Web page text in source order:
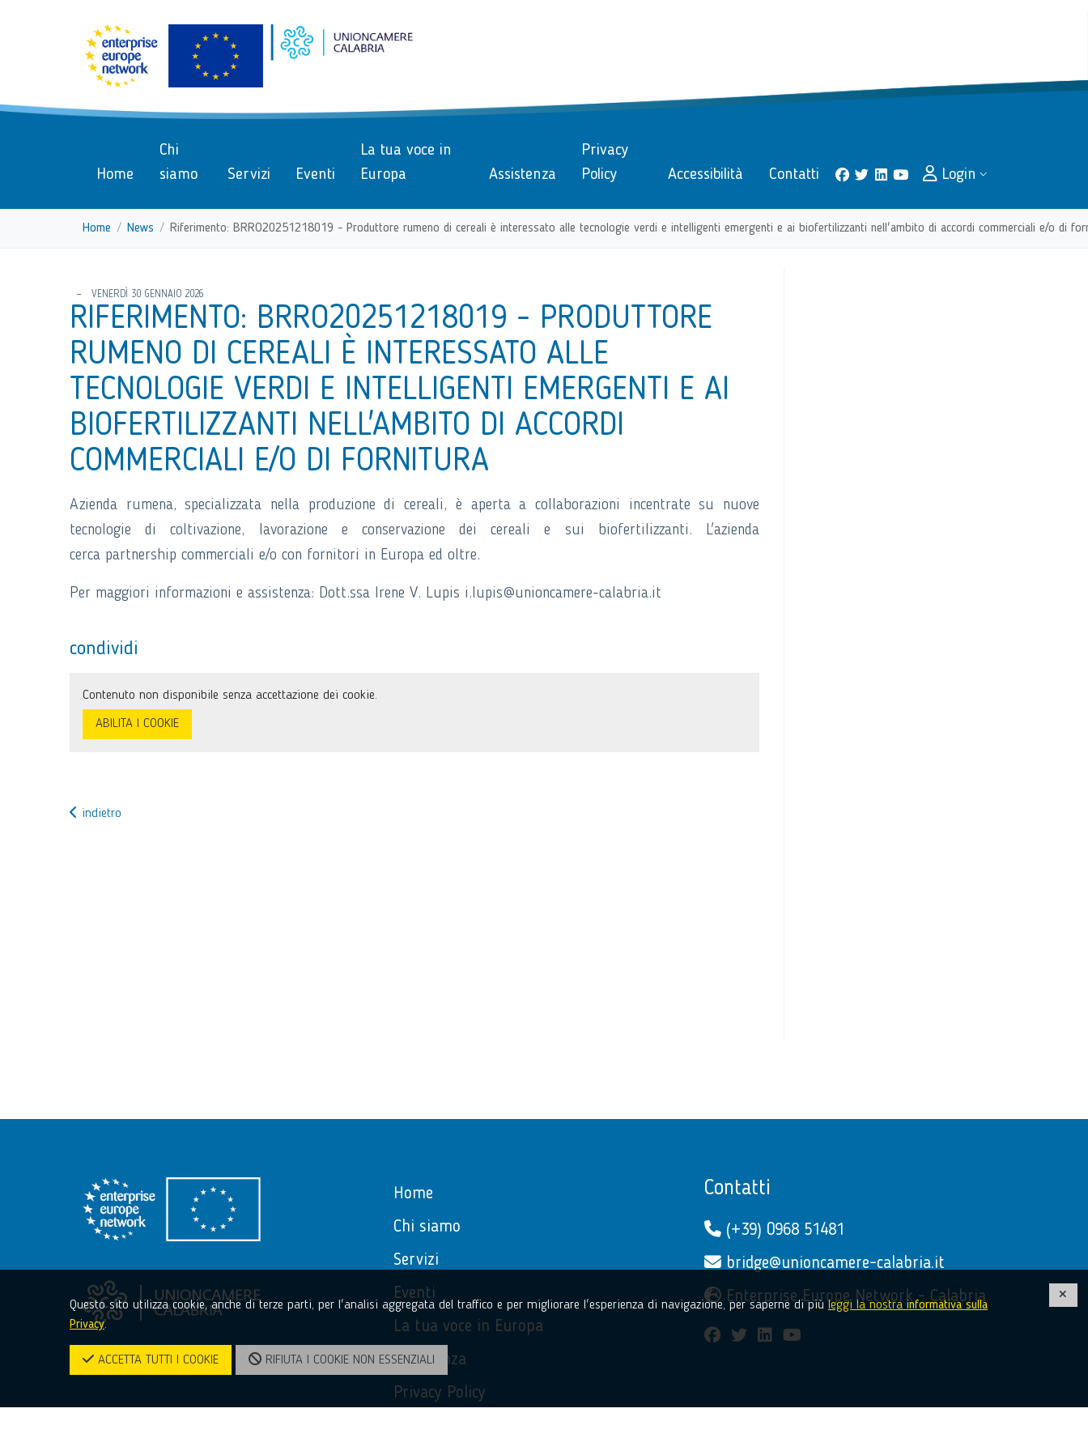
Vai ai contenuti
Menu di navigazione
Home
Chi
siamo
Servizi Eventi
La tua voce in
Europa
Assistenza
Privacy
Policy
Accessibilità Contatti Login
Home News Riferimento: BRRO20251218019 - Produttore rumeno di cereali è interessato alle tecnologie verdi e intelligenti emergenti e ai biofertilizzanti nell'ambito di accordi commerciali e/o di
VENERDÌ 30 GENNAIO 2026
RIFERIMENTO: BRRO20251218019 - PRODUTTORE
RUMENO DI CEREALI È INTERESSATO ALLE
TECNOLOGIE VERDI E INTELLIGENTI EMERGENTI E AI
BIOFERTILIZZANTI NELL'AMBITO DI ACCORDI
COMMERCIALI E/O DI FORNITURA
Azienda rumena, specializzata nella produzione di cereali, è aperta a collaborazioni incentrate su nuove
tecnologie di coltivazione, lavorazione e conservazione dei cereali e sui biofertilizzanti. L'azienda
cerca partnership commerciali e/o con fornitori in Europa ed oltre.
Per maggiori informazioni e assistenza: Dott.ssa Irene V. Lupis i.lupis@unioncamere-calabria.it
condividi
Contenuto non disponibile senza accettazione dei cookie.
ABILITA I COOKIE
indietro
Home
Chi siamo
Servizi
Eventi
La tua voce in Europa
Assistenza
Privacy Policy
Contatti
(+39) 0968 51481
bridge@unioncamere-calabria.it
Enterprise Europe Network - Calabria
facebook
twitter linkedin
Questo sito utilizza cookie, anche di terze parti, per l'analisi aggregata del traffico e per migliorare l'esperienza di navigazione, per saperne di più leggi la nostra informativa sulla
Privacy.
ACCETTA TUTTI I COOKIE RIFIUTA I COOKIE NON ESSENZIALI